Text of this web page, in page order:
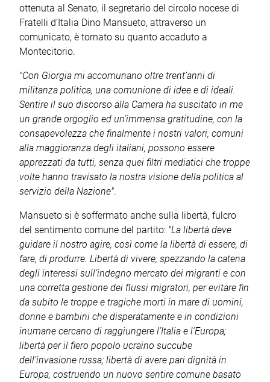
ottenuta al Senato, il segretario del circolo nocese di
Fratelli d’Italia Dino Mansueto, attraverso un
comunicato, è tornato su quanto accaduto a
Montecitorio.
"Con Giorgia mi accomunano oltre trent’anni di
militanza politica, una comunione di idee e di ideali.
Sentire il suo discorso alla Camera ha suscitato in me
un grande orgoglio ed un’immensa gratitudine, con la
consapevolezza che finalmente i nostri valori, comuni
alla maggioranza degli italiani, possono essere
apprezzati da tutti, senza quei filtri mediatici che troppe
volte hanno travisato la nostra visione della politica al
servizio della Nazione".
Mansueto si è soffermato anche sulla libertà, fulcro
del sentimento comune del partito: "La libertà deve
guidare il nostro agire, così come la libertà di essere, di
fare, di produrre. Libertà di vivere, spezzando la catena
degli interessi sull’indegno mercato dei migranti e con
una corretta gestione dei flussi migratori, per evitare fin
da subito le troppe e tragiche morti in mare di uomini,
donne e bambini che disperatamente e in condizioni
inumane cercano di raggiungere l’Italia e l’Europa;
libertà per il fiero popolo ucraino succube
dell’invasione russa; libertà di avere pari dignità in
Europa, costruendo un nuovo sentire comune basato